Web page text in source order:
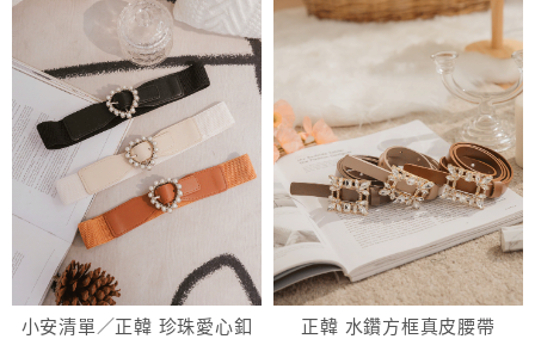
小安清單／正韓 珍珠愛心釦
正韓 水鑽方框真皮腰帶